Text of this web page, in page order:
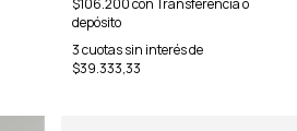
depósito
3cuotas sin interés de
$39.333,33